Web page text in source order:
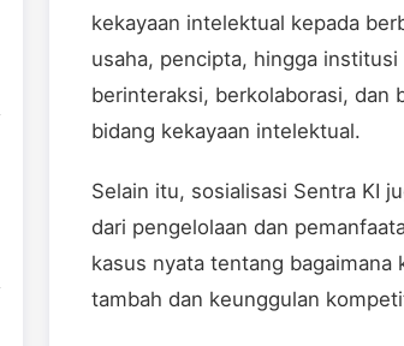
kekayaan intelektual kepada
usaha, pencipta, hingga
berinteraksi, berkolaborasi, dan
bidang kekayaan intelektual.
Selain itu, sosialisasi Sentra KI
dari pengelolaan dan
kasus nyata tentang
tambah dan keunggulan